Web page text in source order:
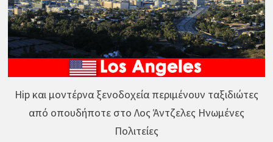
Hip και μοντέρνα ξενοδοχεία περιμένουν ταξιδιώτες
από οπουδήποτε στο Λος Άντζελες Ηνωμένες
Πολιτείες